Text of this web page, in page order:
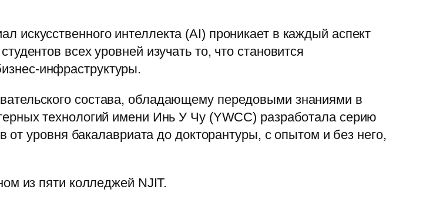
искусственного интеллекта (AI) проникает в каждый аспект
всех уровней изучать то, что становится
инфраструктуры.
состава, обладающему передовыми знаниями в
технологий имени Инь У Чу (YWCC) разработала серию
от уровня бакалавриата до докторантуры, с опытом и без него,
из пяти колледжей NJIT.